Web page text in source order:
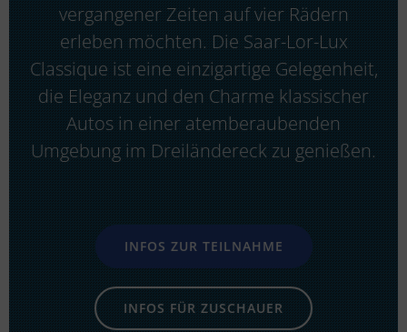
vergangener Zeiten auf vier Rädern
erleben möchten. Die Saar-Lor-Lux
Classique ist eine einzigartige Gelegenheit,
die Eleganz und den Charme klassischer
Autos in einer atemberaubenden
Umgebung im Dreiländereck zu genießen.
INFOS ZUR TEILNAHME
INFOS FÜR ZUSCHAUER